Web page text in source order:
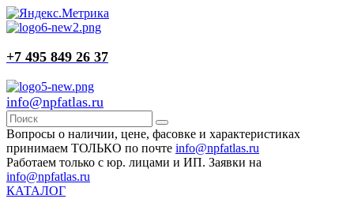
+7 495 849 26 37
info@npfatlas.ru
Вопросы о наличии, цене, фасовке и характеристиках
принимаем ТОЛЬКО по почте info@npfatlas.ru
Работаем только с юр. лицами и ИП. Заявки на
info@npfatlas.ru
КАТАЛОГ